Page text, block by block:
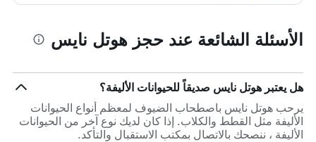
الأسئلة الشائعة عند حجز هوتل نايس
هل يعتبر هوتل نايس صديقاً للحيوانات الأليفة؟
يرحب هوتل نايس باصطحاب الضيوف لمعظم أنواع الحيوانات
الأليفة مثل القطط والكلاب. إذا كان لديك نوع آخر من الحيوانات
الأليفة ، ننصحك بالاتصال بمكتب الاستقبال والتأكد.